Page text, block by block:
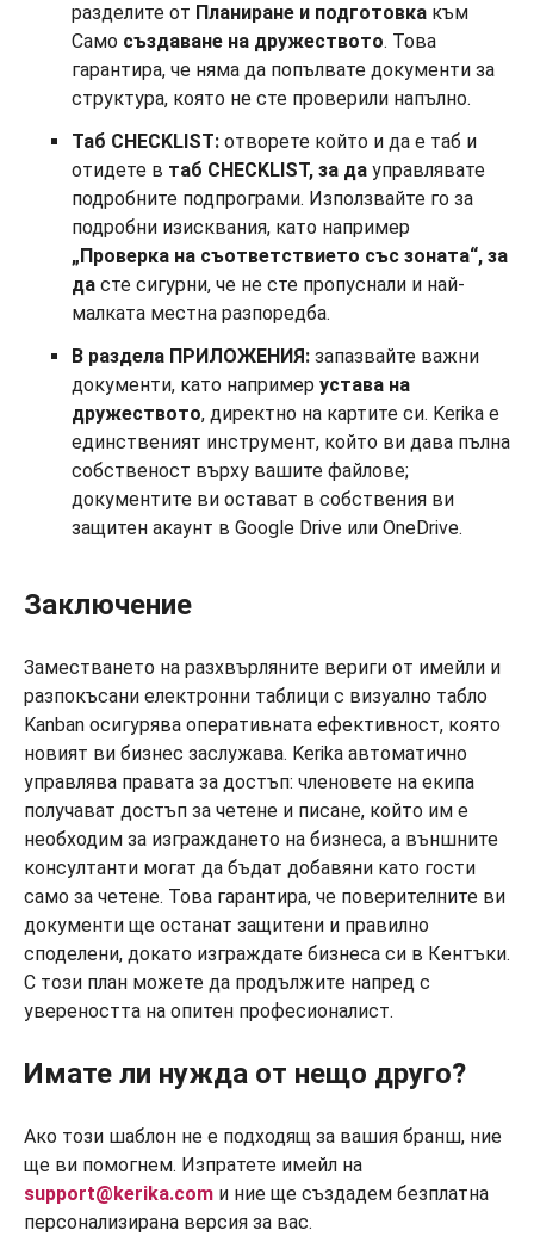
разделите от Планиране и подготовка към
Само създаване на дружеството. Това
гарантира, че няма да попълвате документи за
структура, която не сте проверили напълно.
Таб CHECKLIST: отворете който и да е таб и
отидете в таб CHECKLIST, за да управлявате
подробните подпрограми. Използвайте го за
подробни изисквания, като например
„Проверка на съответствието със зоната“, за
да сте сигурни, че не сте пропуснали и най-
малката местна разпоредба.
В раздела ПРИЛОЖЕНИЯ: запазвайте важни
документи, като например устава на
дружеството, директно на картите си. Kerika е
единственият инструмент, който ви дава пълна
собственост върху вашите файлове;
документите ви остават в собствения ви
защитен акаунт в Google Drive или OneDrive.
Заключение
Заместването на разхвърляните вериги от имейли и
разпокъсани електронни таблици с визуално табло
Kanban осигурява оперативната ефективност, която
новият ви бизнес заслужава. Kerika автоматично
управлява правата за достъп: членовете на екипа
получават достъп за четене и писане, който им е
необходим за изграждането на бизнеса, а външните
консултанти могат да бъдат добавяни като гости
само за четене. Това гарантира, че поверителните ви
документи ще останат защитени и правилно
споделени, докато изграждате бизнеса си в Кентъки.
С този план можете да продължите напред с
увереността на опитен професионалист.
Имате ли нужда от нещо друго?
Ако този шаблон не е подходящ за вашия бранш, ние
ще ви помогнем. Изпратете имейл на
support@kerika.com и ние ще създадем безплатна
персонализирана версия за вас.